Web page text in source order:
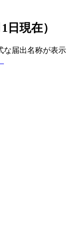
現在）
な届出名称が表示